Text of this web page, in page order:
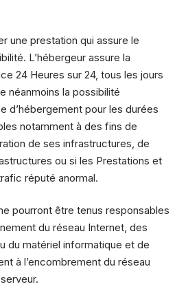
une prestation qui assure le
L’hébergeur assure la
24 Heures sur 24, tous les jours
néanmoins la possibilité
d’hébergement pour les durées
notamment à des fins de
de ses infrastructures, de
ou si les Prestations et
réputé anormal.
pourront être tenus responsables
du réseau Internet, des
du matériel informatique et de
à l’encombrement du réseau